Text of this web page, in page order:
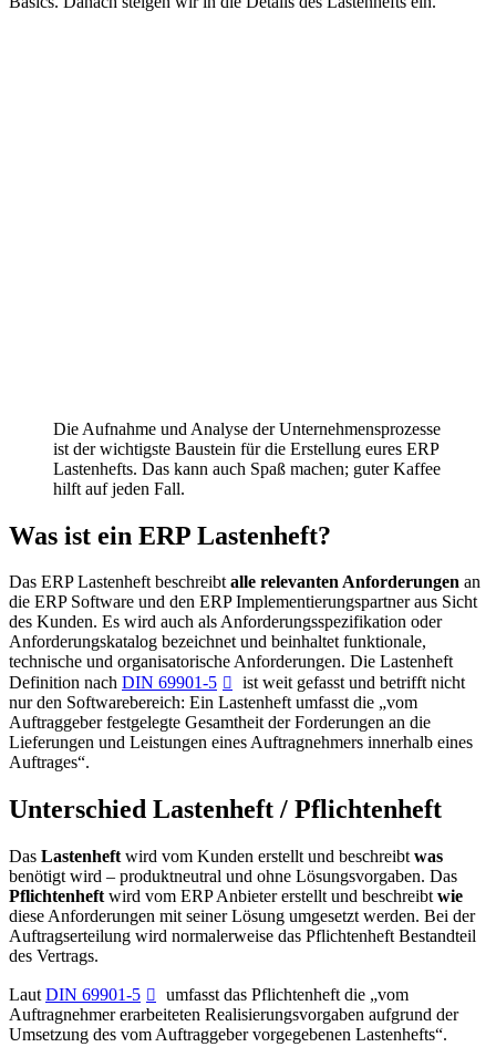
Die Aufnahme und Analyse der Unternehmensprozesse
ist der wichtigste Baustein für die Erstellung eures ERP
Lastenhefts. Das kann auch Spaß machen; guter Kaffee
hilft auf jeden Fall.
Was ist ein ERP Lastenheft?
Das ERP Lastenheft beschreibtalle relevanten Anforderungen an
die ERP Software und den ERP Implementierungspartner aus Sicht
des Kunden. Es wird auch als Anforderungsspezifikation oder
Anforderungskatalog bezeichnet und beinhaltet funktionale,
technische und organisatorische Anforderungen. Die Lastenheft
Definition nach DIN 69901-5
ist weit gefasst und betrifft nicht
nur den Softwarebereich: Ein Lastenheft umfasst die „vom
Auftraggeber festgelegte Gesamtheit der Forderungen an die
Lieferungen und Leistungen eines Auftragnehmers innerhalb eines
Auftrages“.
Unterschied Lastenheft / Pflichtenheft
Das Lastenheft wird vom Kunden erstellt und beschreibt was
benötigt wird – produktneutral und ohne Lösungsvorgaben. Das
Pflichtenheft wird vom ERP Anbieter erstellt und beschreibt wie
diese Anforderungen mit seiner Lösung umgesetzt werden. Bei der
Auftragserteilung wird normalerweise das Pflichtenheft Bestandteil
des Vertrags.
Laut DIN 69901-5
umfasst das Pflichtenheft die „vom
Auftragnehmer erarbeiteten Realisierungsvorgaben aufgrund der
Umsetzung des vom Auftraggeber vorgegebenen Lastenhefts“.